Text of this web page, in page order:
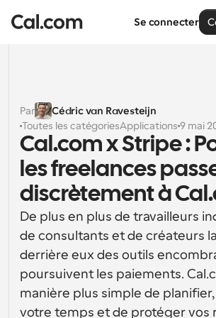
Se connecter
Solutions
Par taille d'équipe
Pour les particuliers
Planification personnelle simplifiée
Planification collaborative pour les
Pour les organisations
contrôle et de sécurité
Pour les entreprises
Entreprise
Développeur
Documentation des développeurs
Documentation pour la plateforme
API
Ressources
Police : Cal Sans UI et texte
Notre propre police de caractères
Par
Cédric van Ravesteijn
Toutes les catégoriesApplications 9 mai
Cal.com x Stripe :
les freelances
discrètement à
De plus en plus de travailleurs
de consultants et de créateurs
derrière eux des outils
poursuivent les paiements.
manière plus simple de
votre temps et de protéger vos